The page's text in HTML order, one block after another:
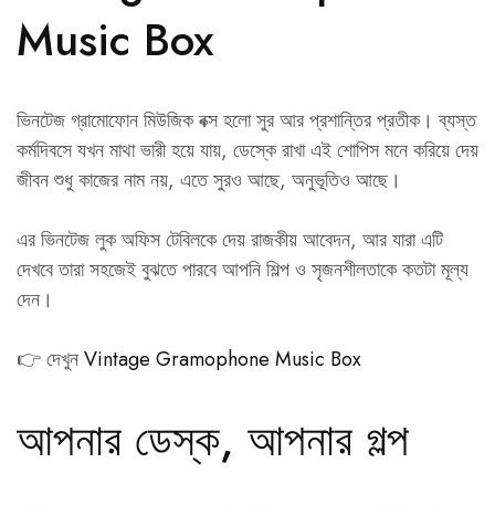
Music Box
ভিনটেজ গ্রামোফোন মিউজিক বক্স হলো সুর আর প্রশান্তির প্রতীক। ব্যস্ত
কর্মদিবসে যখন মাথা ভারী হয়ে যায়, ডেস্কে রাখা এই শোপিস মনে করিয়ে দেয়
জীবন শুধু কাজের নাম নয়, এতে সুরও আছে, অনুভূতিও আছে।
এর ভিনটেজ লুক অফিস টেবিলকে দেয় রাজকীয় আবেদন, আর যারা এটি
দেখবে তারা সহজেই বুঝতে পারবে আপনি শিল্প ও সৃজনশীলতাকে কতটা মূল্য
দেন।
👉 দেখুনVintage Gramophone Music Box
আপনার ডেস্ক, আপনার গল্প